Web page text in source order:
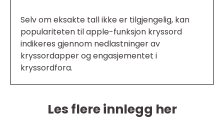
Selv om eksakte tall ikke er tilgjengelig, kan
populariteten til apple-funksjon kryssord
indikeres gjennom nedlastninger av
kryssordapper og engasjementet i
kryssordfora.
Les flere innlegg her